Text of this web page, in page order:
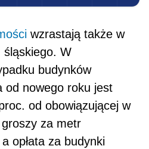
wzrastają także w
śląskiego. W
budynków
od nowego roku jest
od obowiązującej w
za metr
opłata za budynki